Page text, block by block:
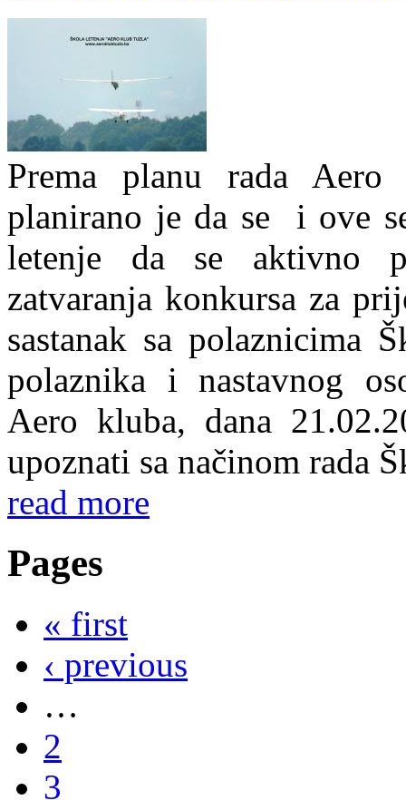
Prema planu rada
planirano je da se i ove
letenje da se aktivno
zatvaranja konkursa za
sastanak sa polaznicima
polaznika i nastavnog
Aero kluba, dana
upoznati sa načinom rada
read more
Pages
« first
‹ previous
…
2
3